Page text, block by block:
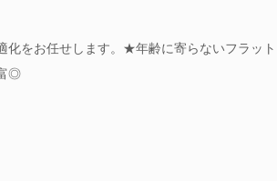
化をお任せします。★年齢に寄らないフラット
◎